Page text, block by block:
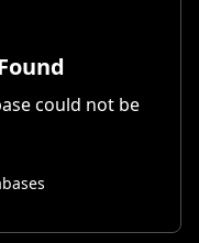
could not be